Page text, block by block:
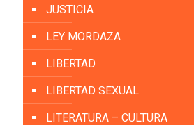
JUSTICIA
LEY MORDAZA
LIBERTAD
LIBERTAD SEXUAL
LITERATURA – CULTURA